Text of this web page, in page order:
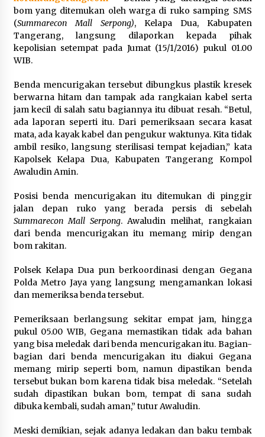
Di Forum Internasional Majelis
Persaudaraan Manusia, Megawati
Soekarnoputri Tegaskan
Merangkul
5 Agustus 2026
Jokowi Tetap Disambut Hangat di
NTT, Ahmad Ali: Karya dan
Pengabdiannya Masih Dirasakan
Masyarakat
Respons Cepat Aduan Warga, Wali
Kota Serang Bantu Bedah Rumah
Roboh Korban Bencana, Salurkan
5 Agustus 2026
Berikan Penghargaan kepada
Pemenang Sayembara Logo HUT ke-
19 Kota Serang
5 Agustus 2026
Polres Cilegon Gelar Apel
Kesiapsiagaan Hadapi Ancaman
Kebakaran Akibat Fenomena El Niño
5 Agustus 2026
bom yang ditemukan oleh warga di ruko samping SMS
(Summarecon Mall Serpong), Kelapa Dua, Kabupaten
Tangerang, langsung dilaporkan kepada pihak
kepolisian setempat pada Jumat (15/1/2016) pukul 01.00
WIB.
Benda mencurigakan tersebut dibungkus plastik kresek
berwarna hitam dan tampak ada rangkaian kabel serta
jam kecil di salah satu bagiannya itu dibuat resah. “Betul,
ada laporan seperti itu. Dari pemeriksaan secara kasat
mata, ada kayak kabel dan pengukur waktunya. Kita tidak
ambil resiko, langsung sterilisasi tempat kejadian,” kata
Kapolsek Kelapa Dua, Kabupaten Tangerang Kompol
Awaludin Amin.
Posisi benda mencurigakan itu ditemukan di pinggir
jalan depan ruko yang berada persis di sebelah
Summarecon Mall Serpong. Awaludin melihat, rangkaian
dari benda mencurigakan itu memang mirip dengan
bom rakitan.
Polsek Kelapa Dua pun berkoordinasi dengan Gegana
Polda Metro Jaya yang langsung mengamankan lokasi
dan memeriksa benda tersebut.
Pemeriksaan berlangsung sekitar empat jam, hingga
pukul 05.00 WIB, Gegana memastikan tidak ada bahan
yang bisa meledak dari benda mencurigakan itu. Bagian-
bagian dari benda mencurigakan itu diakui Gegana
memang mirip seperti bom, namun dipastikan benda
tersebut bukan bom karena tidak bisa meledak. “Setelah
sudah dipastikan bukan bom, tempat di sana sudah
dibuka kembali, sudah aman,” tutur Awaludin.
Meski demikian, sejak adanya ledakan dan baku tembak